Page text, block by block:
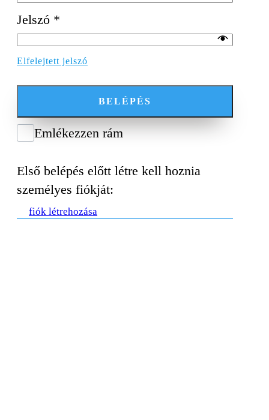
Jelszó *
Elfelejtett jelszó
BELÉPÉS
Emlékezzen rám
Első belépés előtt létre kell hoznia
személyes fiókját:
fiók létrehozása